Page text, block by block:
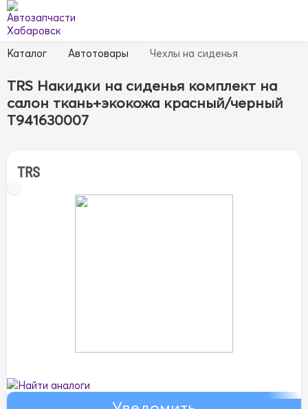
Каталог Автотовары Чехлы на сиденья
TRS Накидки на сиденья комплект на
салон ткань+экокожа красный/черный
T941630007
TRS
Найти аналоги